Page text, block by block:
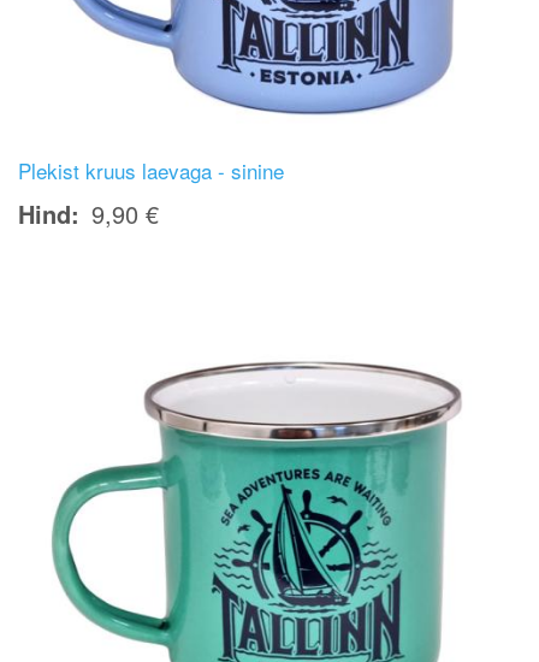
Plekist kruus laevaga - sinine
Hind 9,90 €